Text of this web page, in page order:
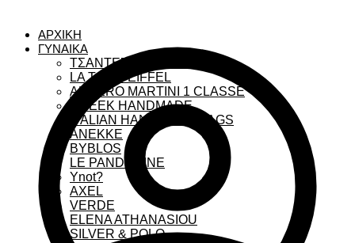
ΑΡΧΙΚΗ
ΓΥΝΑΙΚΑ
ΤΣΑΝΤΕΣ ΓΥΝΑΙΚΕΙΕΣ
LA TOUR EIFFEL
ALVIERO MARTINI 1 CLASSE
GREEK HANDMADE
ITALIAN HANDMADE BAGS
ANEKKE
BYBLOS
LE PANDORINE
Ynot?
AXEL
VERDE
ELENA ATHANASIOU
SILVER & POLO